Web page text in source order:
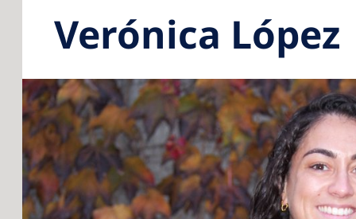
Verónica López